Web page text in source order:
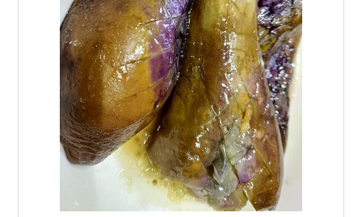
かしまし〜ガール・ミーツ・ガール〜（神泉やす
菜）
ゼロの使い魔/ゼロの使い魔〜双月の騎士〜/ゼロの使
い魔〜三美姫の輪舞〜/ゼロの使い魔F（シエスタ）
アイドルマスター XENOGLOSSIA（萩原雪歩）
がくえんゆーとぴあ まなびストレート！（天宮学
美）
シャイニング・ティアーズ・クロス・ウィンド（呉
スカイガールズ（藤枝七恵）